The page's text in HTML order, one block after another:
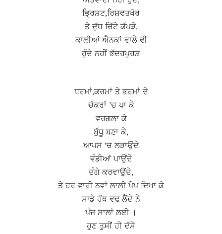
ਭਿ੍ਰਸ਼ਟ,ਰਿਸ਼ਵਤਖੋਰ
ਤੇ ਦੁੱਧ ਚਿੱਟੇ ਕੱਪੜੇ,
ਕਾਲੀਆਂ ਐਨਕਾਂ ਵਾਲੇ ਵੀ
ਹੁੰਦੇ ਨਹੀਂ ਭੱਦਰਪੁਰਸ਼
ਧਰਮਾਂ,ਕਰਮਾਂ ਤੇ ਭਰਮਾਂ ਦੇ
ਚੱਕਰਾਂ ’ਚ ਪਾ ਕੇ
ਵਰਗਲਾ ਕੇ
ਬੁੱਧੂ ਬਣਾ ਕੇ,
ਆਪਸ ’ਚ ਲੜਾਉਂਦੇ
ਵੰਡੀਆਂ ਪਾਉਂਦੇ
ਦੰਗੇ ਕਰਵਾਉਂਦੇ,
ਤੇ ਹਰ ਵਾਰੀ ਨਵਾਂ ਲਾਲੀ ਪੌਪ ਦਿਖਾ ਕੇ
ਸਾਡੇ ਹੱਥ ਵਢ ਲੈਂਦੇ ਨੇ
ਪੰਜ ਸਾਲਾਂ ਲਈ ।
ਹੁਣ ਤੁਸੀਂ ਹੀ ਦੱਸੋ